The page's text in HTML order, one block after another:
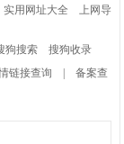
实用网址大全
上网导
狗搜索
搜狗收录
链接查询 |备案查